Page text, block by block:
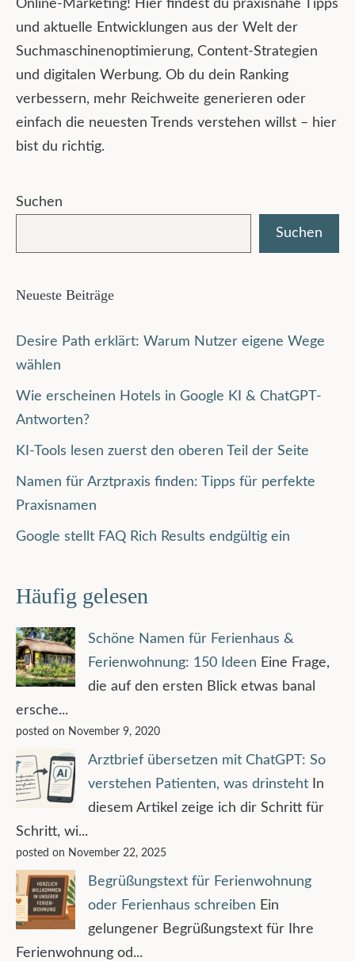
Online-Marketing! Hier findest du praxisnahe Tipps
und aktuelle Entwicklungen aus der Welt der
Suchmaschinenoptimierung, Content-Strategien
und digitalen Werbung. Ob du dein Ranking
verbessern, mehr Reichweite generieren oder
einfach die neuesten Trends verstehen willst – hier
bist du richtig.
Suchen
Suchen
Neueste Beiträge
Desire Path erklärt: Warum Nutzer eigene Wege
wählen
Wie erscheinen Hotels in Google KI & ChatGPT-
Antworten?
KI-Tools lesen zuerst den oberen Teil der Seite
Namen für Arztpraxis finden: Tipps für perfekte
Praxisnamen
Google stellt FAQ Rich Results endgültig ein
Häufig gelesen
Schöne Namen für Ferienhaus &
Ferienwohnung: 150 Ideen Eine Frage,
die auf den ersten Blick etwas banal
ersche...
posted on November 9, 2020
Arztbrief übersetzen mit ChatGPT: So
verstehen Patienten, was drinsteht
In
diesem Artikel zeige ich dir Schritt für
Schritt, wi...
posted on November 22, 2025
Begrüßungstext für Ferienwohnung
oder Ferienhaus schreiben Ein
gelungener Begrüßungstext für Ihre
Ferienwohnung od...